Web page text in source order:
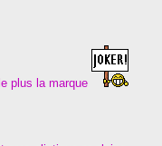
plus la marque